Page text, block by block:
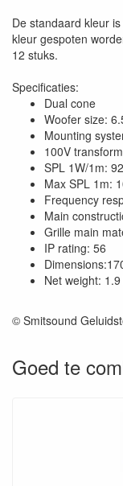
De standaard kleur
kleur gespoten
12 stuks.
Specificaties:
Dual cone
Woofer size:
Mounting
100V
SPL 1W/1m:
Max SPL 1m:
Frequency
Main
Grille main
IP rating: 56
Net weight: 1.9
© Smitsound
Goed te